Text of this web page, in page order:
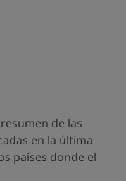
de las
en la última
países donde el